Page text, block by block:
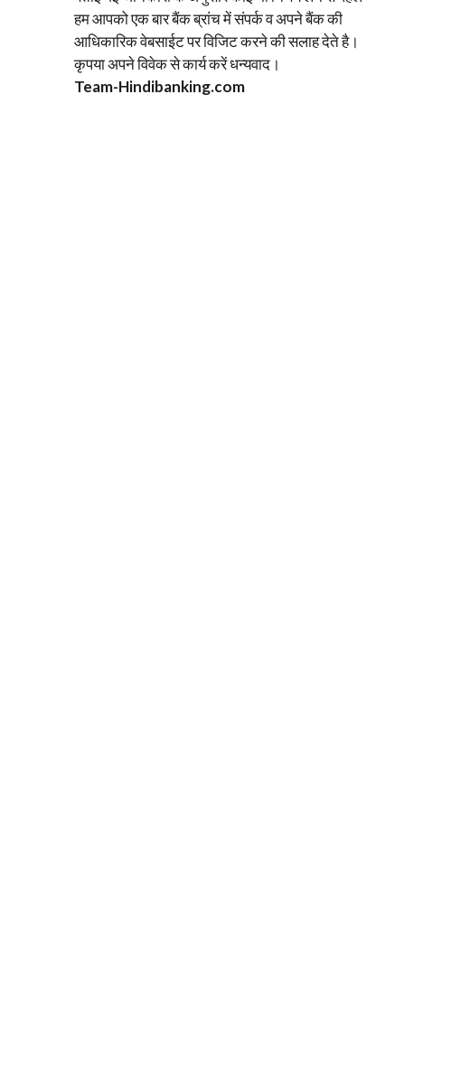
हम आपको एक बार बैंक ब्रांच में संपर्क व अपने बैंक की
आधिकारिक वेबसाईट पर विजिट करने की सलाह देते है।
कृपया अपने विवेक से कार्य करें धन्यवाद।
Team-Hindibanking.com